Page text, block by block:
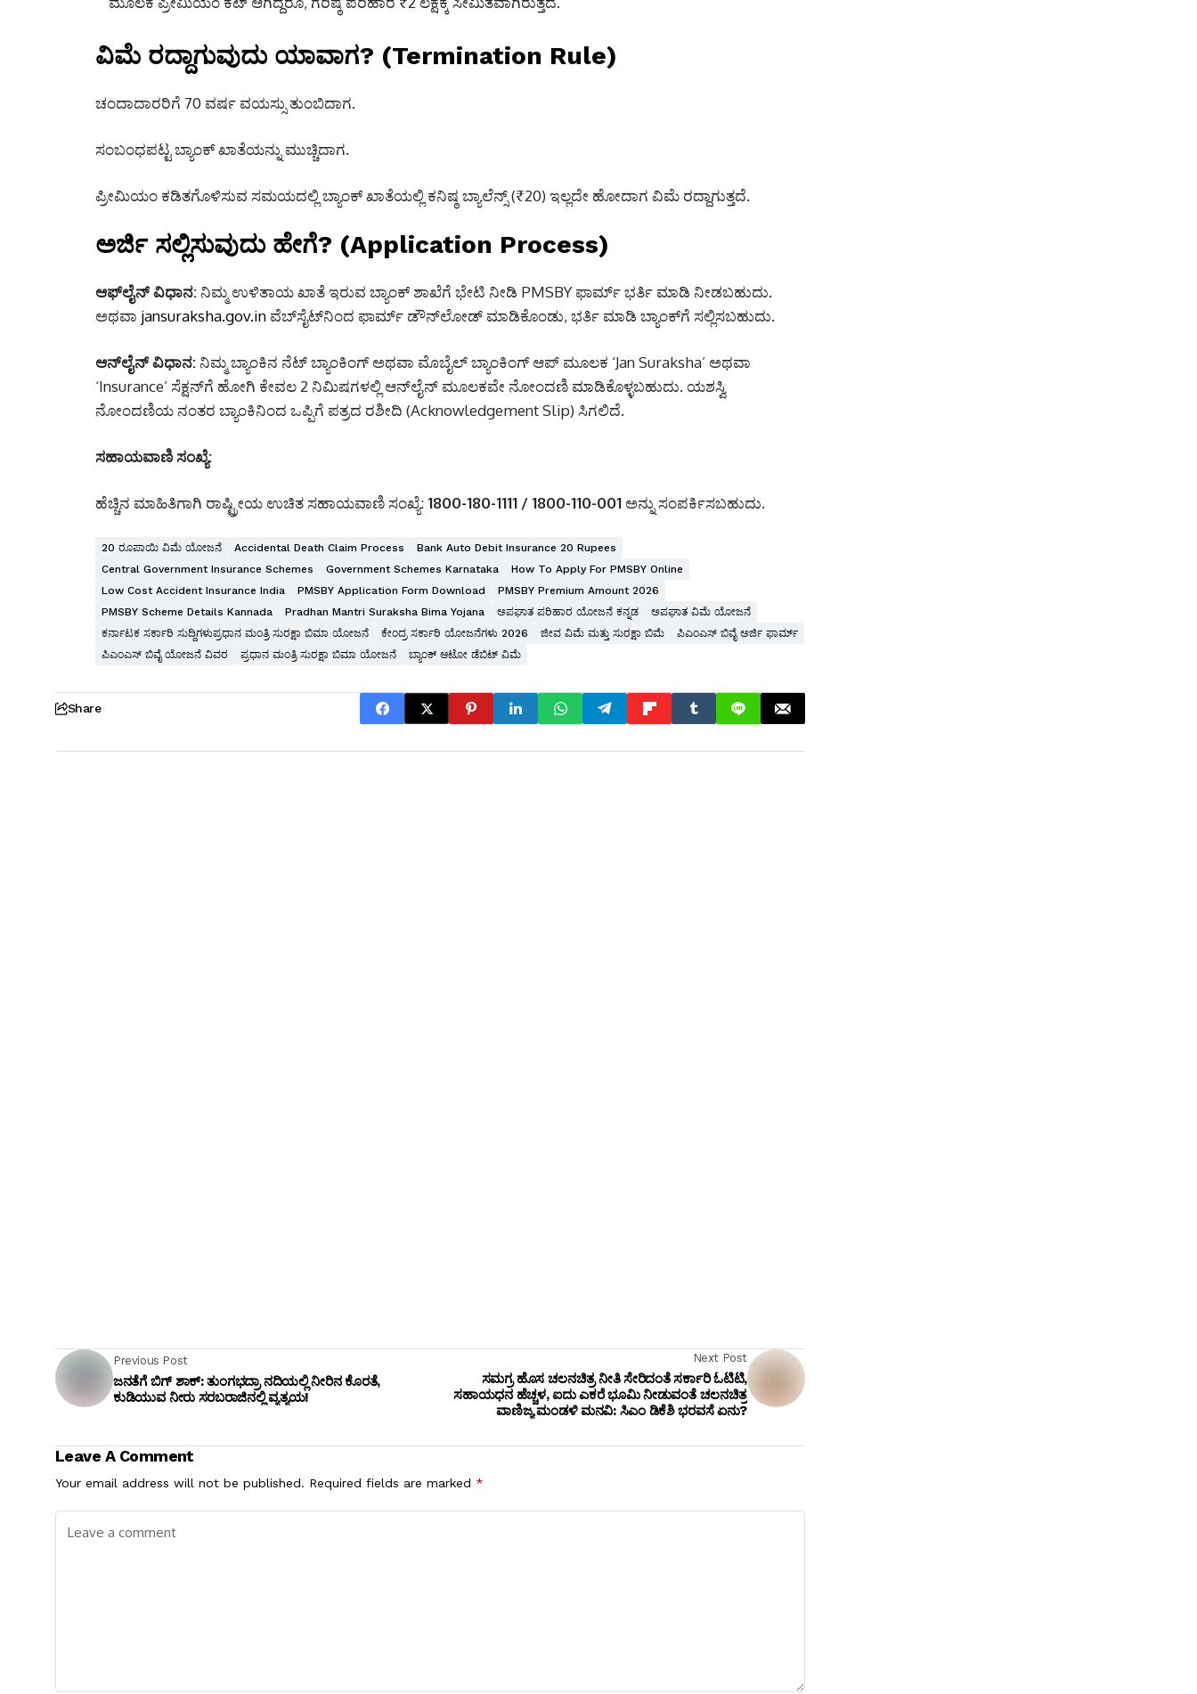
ವಿಮೆ ರದ್ದಾಗುವುದು ಯಾವಾಗ? (Termination Rule)
ಚಂದಾದಾರರಿಗೆ 70 ವರ್ಷ ವಯಸ್ಸು ತುಂಬಿದಾಗ.
ಸಂಬಂಧಪಟ್ಟ ಬ್ಯಾಂಕ್ ಖಾತೆಯನ್ನು ಮುಚ್ಚಿದಾಗ.
ಪ್ರೀಮಿಯಂ ಕಡಿತಗೊಳಿಸುವ ಸಮಯದಲ್ಲಿ ಬ್ಯಾಂಕ್ ಖಾತೆಯಲ್ಲಿ ಕನಿಷ್ಠ ಬ್ಯಾಲೆನ್ಸ್ (₹20) ಇಲ್ಲದೇ ಹೋದಾಗ ವಿಮೆ ರದ್ದಾಗುತ್ತದೆ.
ಅರ್ಜಿ ಸಲ್ಲಿಸುವುದು ಹೇಗೆ? (Application Process)
ಆಫ್‌ಲೈನ್ ವಿಧಾನ:ನಿಮ್ಮ ಉಳಿತಾಯ ಖಾತೆ ಇರುವ ಬ್ಯಾಂಕ್ ಶಾಖೆಗೆ ಭೇಟಿ ನೀಡಿ PMSBY ಫಾರ್ಮ್ ಭರ್ತಿ ಮಾಡಿ ನೀಡಬಹುದು.
ಅಥವಾ jansuraksha.gov.in ವೆಬ್‌ಸೈಟ್‌ನಿಂದ ಫಾರ್ಮ್ ಡೌನ್‌ಲೋಡ್ ಮಾಡಿಕೊಂಡು, ಭರ್ತಿ ಮಾಡಿ ಬ್ಯಾಂಕ್‌ಗೆ ಸಲ್ಲಿಸಬಹುದು.
ಆನ್‌ಲೈನ್ ವಿಧಾನ:ನಿಮ್ಮ ಬ್ಯಾಂಕಿನ ನೆಟ್ ಬ್ಯಾಂಕಿಂಗ್ ಅಥವಾ ಮೊಬೈಲ್ ಬ್ಯಾಂಕಿಂಗ್ ಆಪ್ ಮೂಲಕ ‘Jan Suraksha’ ಅಥವಾ
‘Insurance’ ಸೆಕ್ಷನ್‌ಗೆ ಹೋಗಿ ಕೇವಲ 2 ನಿಮಿಷಗಳಲ್ಲಿ ಆನ್‌ಲೈನ್ ಮೂಲಕವೇ ನೋಂದಣಿ ಮಾಡಿಕೊಳ್ಳಬಹುದು. ಯಶಸ್ವಿ
ನೋಂದಣಿಯ ನಂತರ ಬ್ಯಾಂಕಿನಿಂದ ಒಪ್ಪಿಗೆ ಪತ್ರದ ರಶೀದಿ (Acknowledgement Slip) ಸಿಗಲಿದೆ.
ಸಹಾಯವಾಣಿ ಸಂಖ್ಯೆ:
ಹೆಚ್ಚಿನ ಮಾಹಿತಿಗಾಗಿ ರಾಷ್ಟ್ರೀಯ ಉಚಿತ ಸಹಾಯವಾಣಿ ಸಂಖ್ಯೆ:1800-180-1111 / 1800-110-001 ಅನ್ನು ಸಂಪರ್ಕಿಸಬಹುದು.
20 ರೂಪಾಯಿ ವಿಮೆ ಯೋಜನೆ Accidental Death Claim Process
Bank Auto Debit Insurance 20 Rupees
Central Government Insurance Schemes
Government Schemes Karnataka
How To Apply For PMSBY Online
Low Cost Accident Insurance India
PMSBY Application Form Download
PMSBY Premium Amount 2026
PMSBY Scheme Details Kannada
Pradhan Mantri Suraksha Bima Yojana ಅಪಘಾತ ಪರಿಹಾರ ಯೋಜನೆ ಕನ್ನಡ
ಅಪಘಾತ ವಿಮೆ ಯೋಜನೆ
ಕರ್ನಾಟಕ ಸರ್ಕಾರಿ ಸುದ್ದಿಗಳುಪ್ರಧಾನ ಮಂತ್ರಿ ಸುರಕ್ಷಾ ಬಿಮಾ ಯೋಜನೆ
ಕೇಂದ್ರ ಸರ್ಕಾರಿ ಯೋಜನೆಗಳು 2026 ಜೀವ ವಿಮೆ ಮತ್ತು ಸುರಕ್ಷಾ ಬಿಮೆ
ಪಿಎಂಎಸ್ ಬಿವೈ ಅರ್ಜಿ ಫಾರ್ಮ್
ಪಿಎಂಎಸ್ ಬಿವೈ ಯೋಜನೆ ವಿವರ
ಪ್ರಧಾನ ಮಂತ್ರಿ ಸುರಕ್ಷಾ ಬಿಮಾ ಯೋಜನೆ ಬ್ಯಾಂಕ್ ಆಟೋ ಡೆಬಿಟ್ ವಿಮೆ
Share
Previous Post
ಜನತೆಗೆ ಬಿಗ್ ಶಾಕ್: ತುಂಗಭದ್ರಾ ನದಿಯಲ್ಲಿ ನೀರಿನ ಕೊರತೆ,
ಕುಡಿಯುವ ನೀರು ಸರಬರಾಜಿನಲ್ಲಿ ವ್ಯತ್ಯಯ!
Next Post
ಸಮಗ್ರ ಹೊಸ ಚಲನಚಿತ್ರ ನೀತಿ ಸೇರಿದಂತೆ ಸರ್ಕಾರಿ ಓಟಿಟಿ,
ಸಹಾಯಧನ ಹೆಚ್ಚಳ, ಐದು ಎಕರೆ ಭೂಮಿ ನೀಡುವಂತೆ ಚಲನಚಿತ್ರ
ವಾಣಿಜ್ಯ ಮಂಡಳಿ ಮನವಿ: ಸಿಎಂ ಡಿಕೆಶಿ ಭರವಸೆ ಏನು?
Leave A Comment
Your email address will not be published. Required fields are marked *